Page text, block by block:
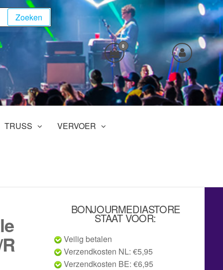
Zoeken
0
TRUSS VERVOER
BONJOURMEDIASTORE
STAAT VOOR:
Veilig betalen
Verzendkosten NL: €5,95
Verzendkosten BE: €6,95